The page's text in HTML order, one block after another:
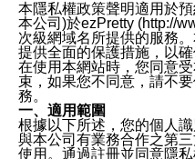
本隱私權政策聲明適用於
本公司)於ezPretty (http://
次級網域名所提供的服務
提供全面的保護措施，以
在使用本網站時，您同意
束，如果您不同意，請不
務。
一、適用範圍
根據以下所述，您的個人
與本公司有業務合作之第
使用。通過註冊並同意隱